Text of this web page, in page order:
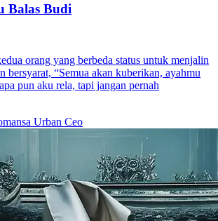
Balas Budi
orang yang berbeda status untuk menjalin
bersyarat, “Semua akan kuberikan, ayahmu
pun aku rela, tapi jangan pernah
Urban Ceo